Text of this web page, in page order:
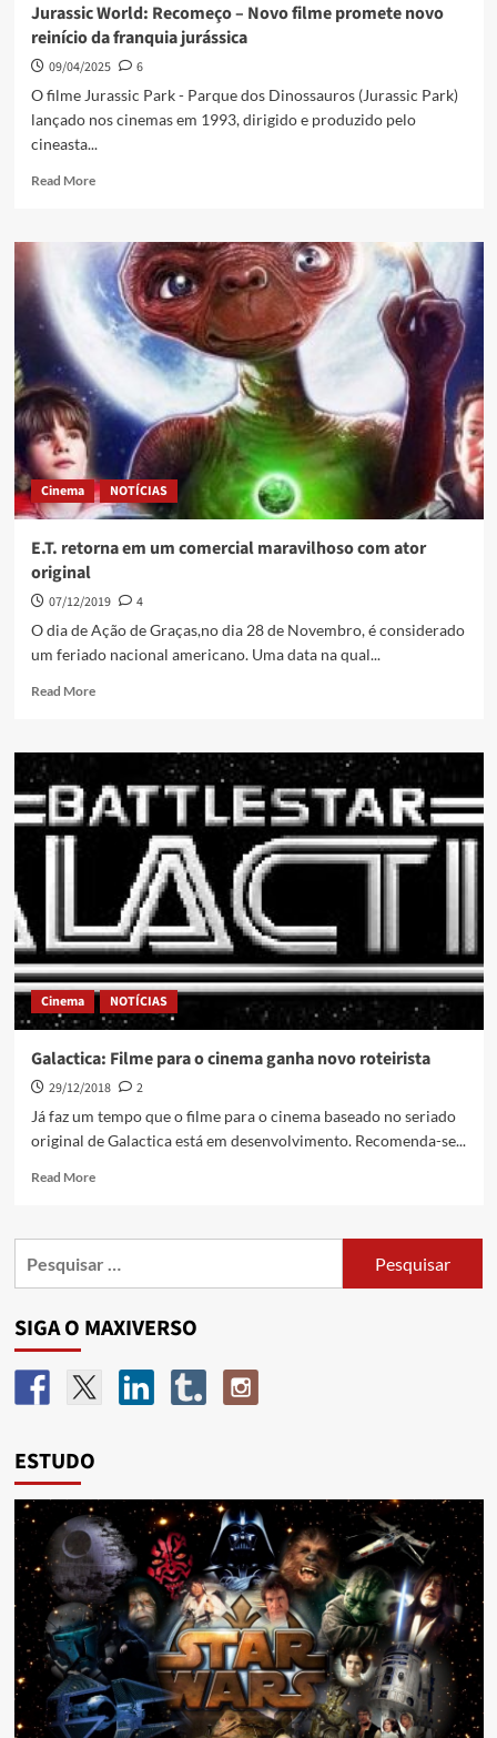
Jurassic World: Recomeço – Novo filme promete novo
reinício da franquia jurássica
09/04/2025
6
O filme Jurassic Park - Parque dos Dinossauros (Jurassic Park)
lançado nos cinemas em 1993, dirigido e produzido pelo
cineasta...
Read More
Cinema NOTÍCIAS
E.T. retorna em um comercial maravilhoso com ator
original
07/12/2019
4
O dia de Ação de Graças,no dia 28 de Novembro, é considerado
um feriado nacional americano. Uma data na qual...
Read More
Cinema NOTÍCIAS
Galactica: Filme para o cinema ganha novo roteirista
29/12/2018
2
Já faz um tempo que o filme para o cinema baseado no seriado
original de Galactica está em desenvolvimento. Recomenda-se...
Read More
SIGA O MAXIVERSO
ESTUDO